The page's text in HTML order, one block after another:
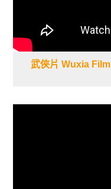
武俠片 Wuxia Film